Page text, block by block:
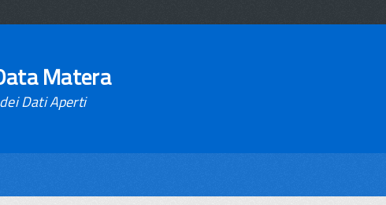
Matera
Dati Aperti